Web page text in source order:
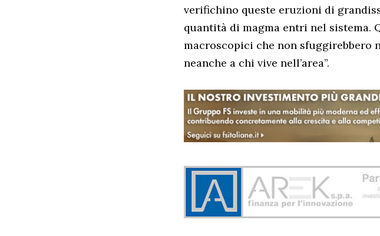
verifichino queste eruzioni di
quantità di magma entri nel sistema.
macroscopici che non sfuggirebbero
neanche a chi vive nell’area”.